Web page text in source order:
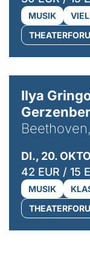
MUSIK
Ilya
DI., 20.
42 EUR / 15
MUSIK